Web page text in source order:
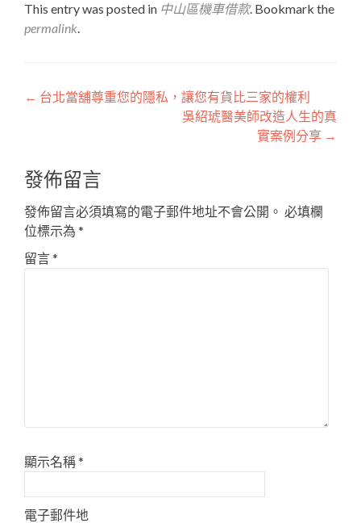
This entry was posted in 中山區機車借款. Bookmark the
permalink.
文
覽
← 台北當舖尊重您的隱私，讓您有貨比三家的權利
吳紹琥醫美師改造人生的真
實案例分享 →
發佈留言
發佈留言必須填寫的電子郵件地址不會公開。 必填欄
位標示為 *
留言*
顯示名稱*
電子郵件地